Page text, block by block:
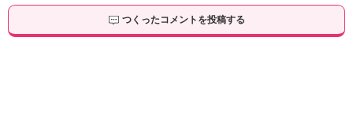
つくったコメントを投稿する